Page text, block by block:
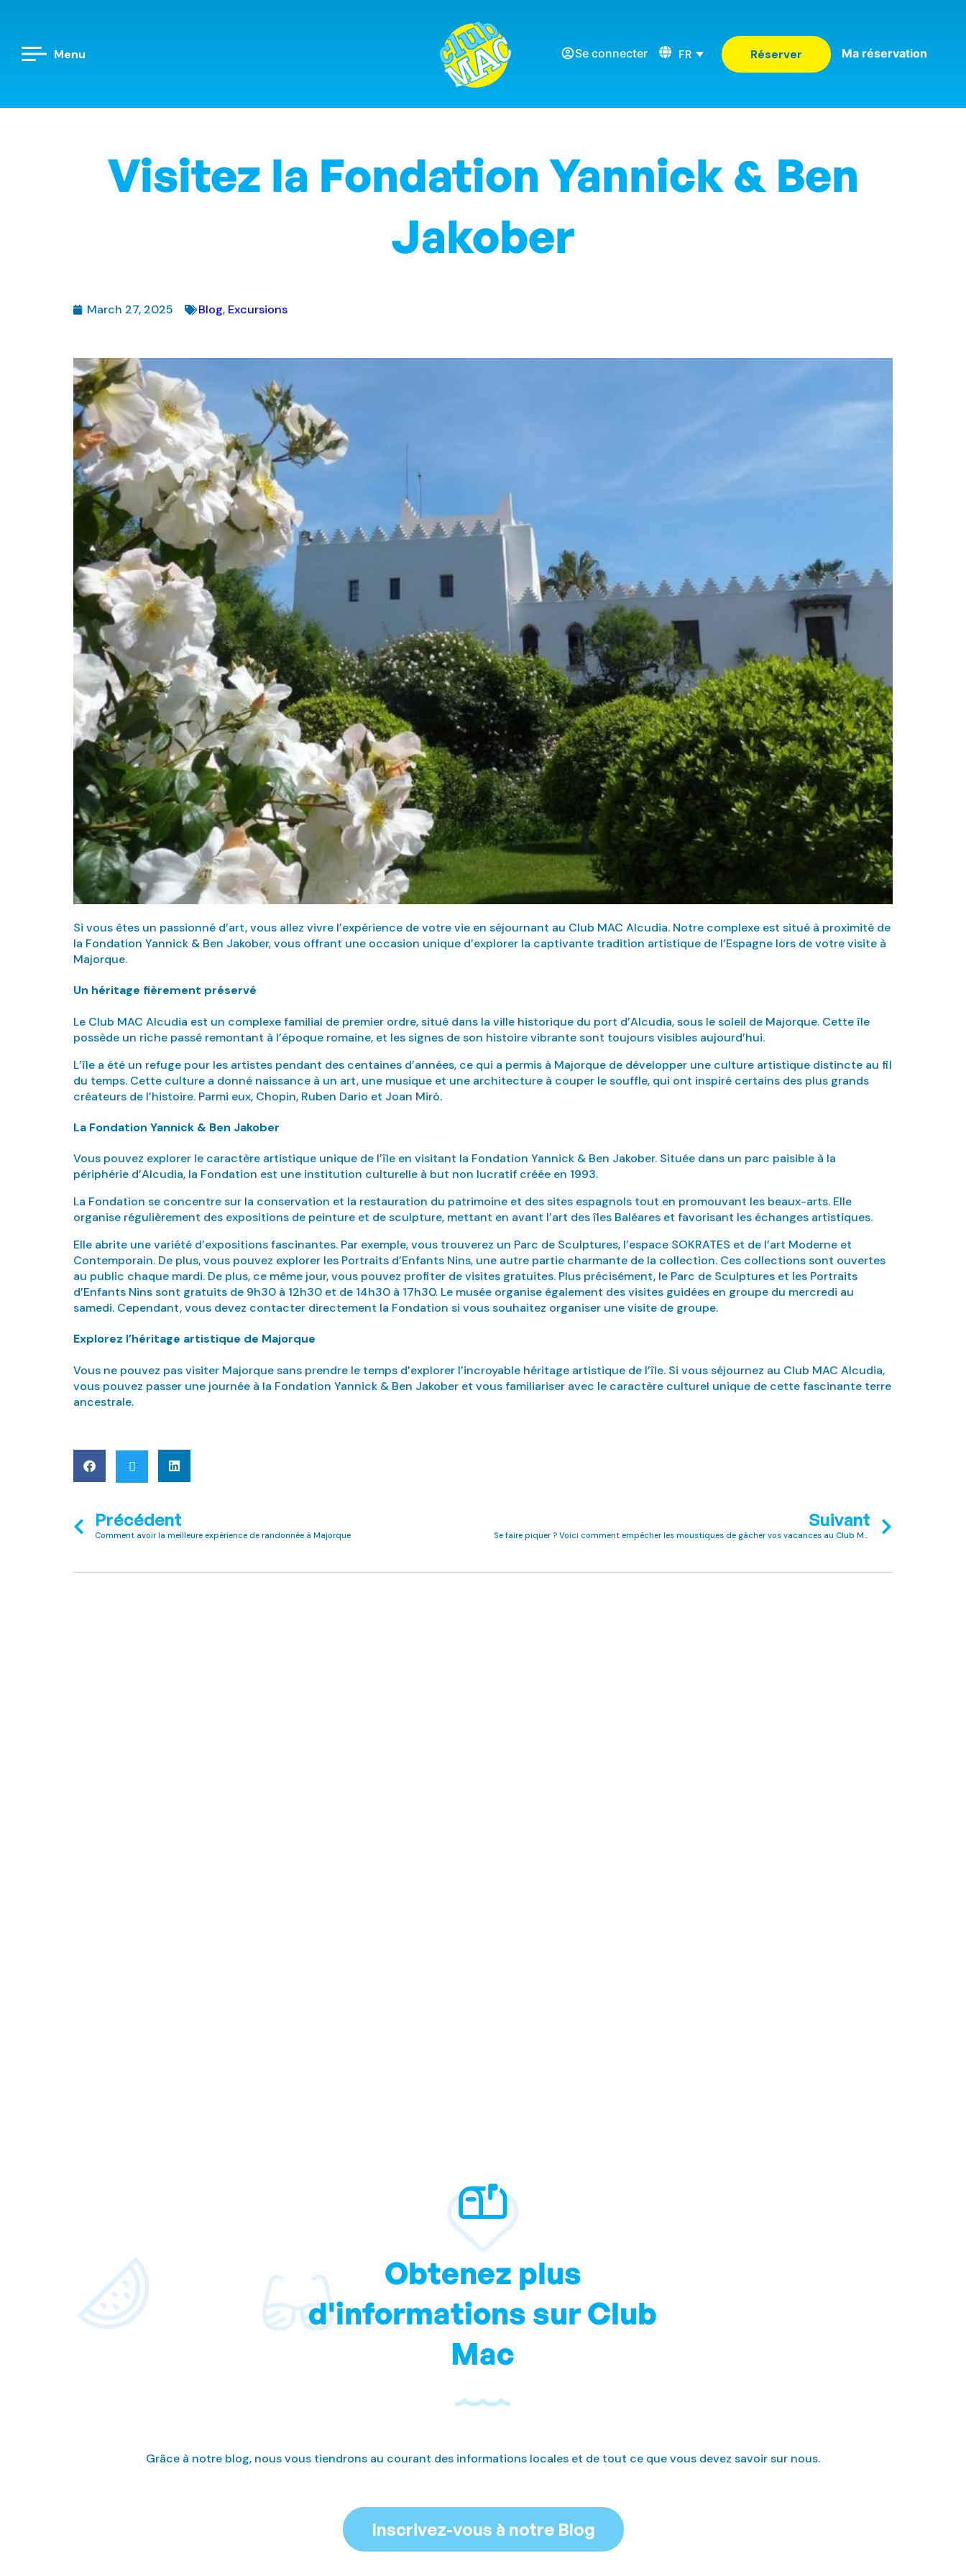
Menu Se connecter FR Réserver Ma réservation
Visitez la Fondation Yannick & Ben
Jakober
March 27, 2025 Blog, Excursions
Si vous êtes un passionné d’art, vous allez vivre l’expérience de votre vie en séjournant au Club MAC Alcudia. Notre complexe est situé à proximité de
la Fondation Yannick & Ben Jakober, vous offrant une occasion unique d’explorer la captivante tradition artistique de l’Espagne lors de votre visite à
Majorque.
Un héritage fièrement préservé
Le Club MAC Alcudia est un complexe familial de premier ordre, situé dans la ville historique du port d’Alcudia, sous le soleil de Majorque. Cette île
possède un riche passé remontant à l’époque romaine, et les signes de son histoire vibrante sont toujours visibles aujourd’hui.
L’île a été un refuge pour les artistes pendant des centaines d’années, ce qui a permis à Majorque de développer une culture artistique distincte au fil
du temps. Cette culture a donné naissance à un art, une musique et une architecture à couper le souffle, qui ont inspiré certains des plus grands
créateurs de l’histoire. Parmi eux, Chopin, Ruben Dario et Joan Miró.
La Fondation Yannick & Ben Jakober
Vous pouvez explorer le caractère artistique unique de l’île en visitant la Fondation Yannick & Ben Jakober. Située dans un parc paisible à la
périphérie d’Alcudia, la Fondation est une institution culturelle à but non lucratif créée en 1993.
La Fondation se concentre sur la conservation et la restauration du patrimoine et des sites espagnols tout en promouvant les beaux-arts. Elle
organise régulièrement des expositions de peinture et de sculpture, mettant en avant l’art des îles Baléares et favorisant les échanges artistiques.
Elle abrite une variété d’expositions fascinantes. Par exemple, vous trouverez un Parc de Sculptures, l’espace SOKRATES et de l’art Moderne et
Contemporain. De plus, vous pouvez explorer les Portraits d’Enfants Nins, une autre partie charmante de la collection. Ces collections sont ouvertes
au public chaque mardi. De plus, ce même jour, vous pouvez profiter de visites gratuites. Plus précisément, le Parc de Sculptures et les Portraits
d’Enfants Nins sont gratuits de 9h30 à 12h30 et de 14h30 à 17h30. Le musée organise également des visites guidées en groupe du mercredi au
samedi. Cependant, vous devez contacter directement la Fondation si vous souhaitez organiser une visite de groupe.
Explorez l’héritage artistique de Majorque
Vous ne pouvez pas visiter Majorque sans prendre le temps d’explorer l’incroyable héritage artistique de l’île. Si vous séjournez au Club MAC Alcudia,
vous pouvez passer une journée à la Fondation Yannick & Ben Jakober et vous familiariser avec le caractère culturel unique de cette fascinante terre
ancestrale.
Précédent
Comment avoir la meilleure expérience de randonnée à Majorque
Suivant
Obtenez plus
d'informations sur Club
Mac
Grâce à notre blog, nous vous tiendrons au courant des informations locales et de tout ce que vous devez savoir sur nous.
Inscrivez-vous à notre Blog